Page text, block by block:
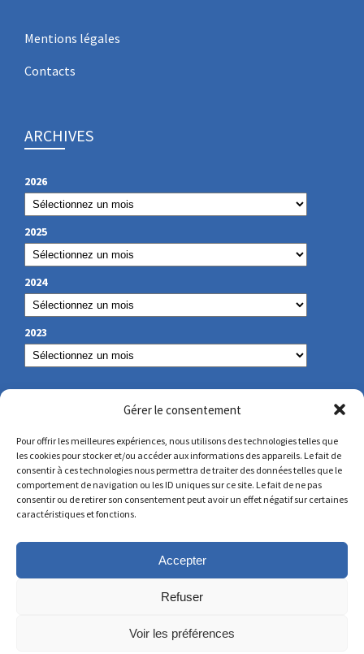
Gérer le consentement
Pour offrir les meilleures expériences, nous utilisons des technologies telles que
les cookies pour stocker et/ou accéder aux informations des appareils. Le fait de
consentir à ces technologies nous permettra de traiter des données telles que le
comportement de navigation ou les ID uniques sur ce site. Le fait de ne pas
consentir ou de retirer son consentement peut avoir un effet négatif sur certaines
caractéristiques et fonctions.
Accepter
Refuser
Voir les préférences
Mentions légales
Contacts
ARCHIVES
2026
2025
2024
2023
NOS COORDONNÉES
secretariat@lamennais.org
protectionenfance@lamennais.org
© Copyright 2023 – Tous droits réservés – Réalisé